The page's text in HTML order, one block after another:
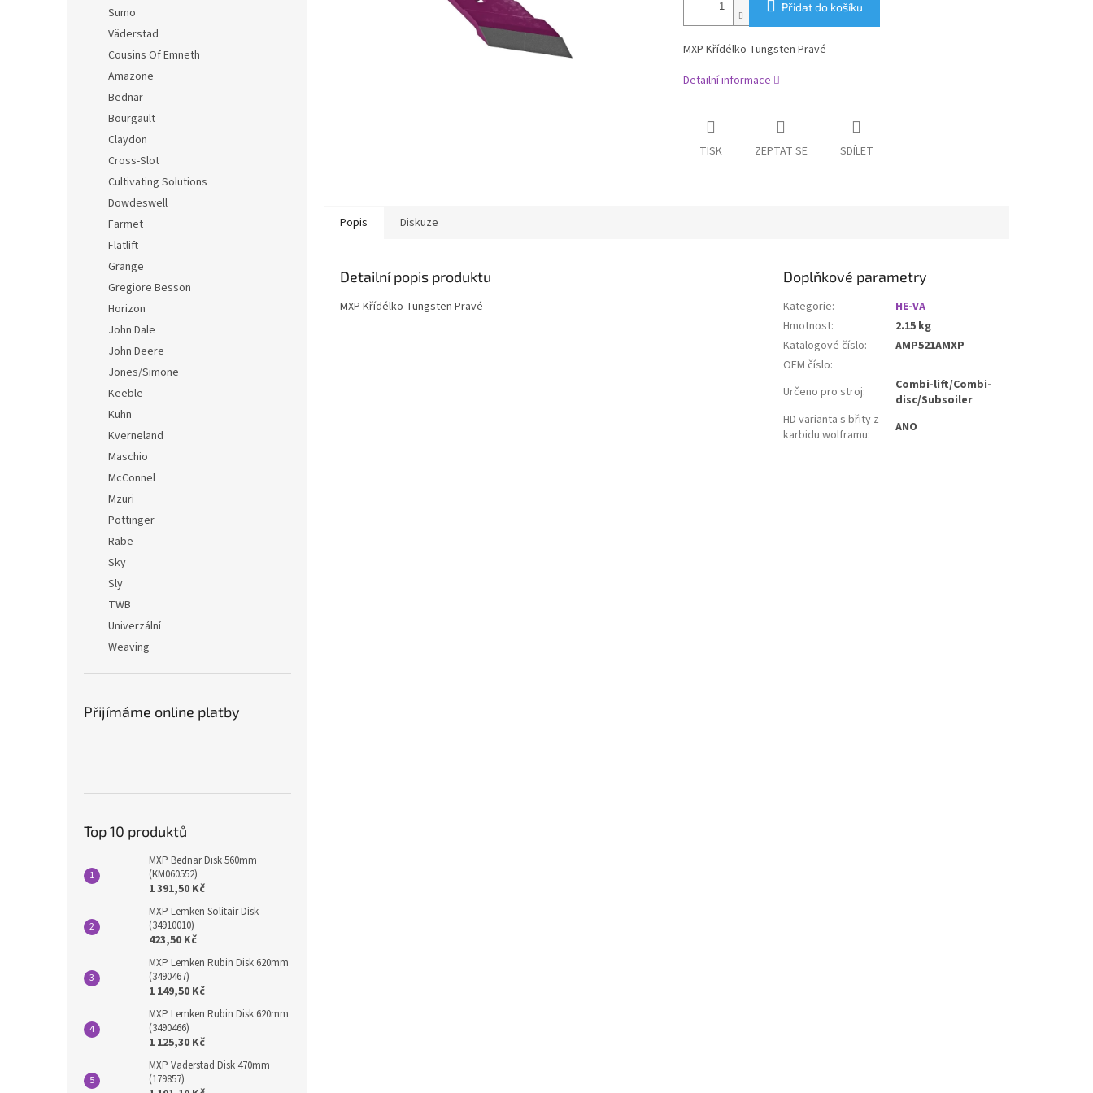
Sumo
Väderstad
Cousins Of Emneth
Amazone
Bednar
Bourgault
Claydon
Cross-Slot
Cultivating Solutions
Dowdeswell
Farmet
Flatlift
Grange
Gregiore Besson
Horizon
John Dale
John Deere
Jones/Simone
Keeble
Kuhn
Kverneland
Maschio
McConnel
Mzuri
Pöttinger
Rabe
Sky
Sly
TWB
Univerzální
Weaving
Přijímáme online platby
Top 10 produktů
MXP Bednar Disk 560mm
(KM060552)
1 391,50 Kč
MXP Lemken Solitair Disk
(34910010)
423,50 Kč
MXP Lemken Rubin Disk 620mm
(3490467)
1 149,50 Kč
MXP Lemken Rubin Disk 620mm
(3490466)
1 125,30 Kč
MXP Vaderstad Disk 470mm
(179857)
Přidat do košíku
MXP Křídélko Tungsten Pravé
Detailní informace
TISK ZEPTAT SE SDÍLET
Popis Diskuze
Detailní popis produktu
MXP Křídélko Tungsten Pravé
Doplňkové parametry
Kategorie:
HE-VA
Hmotnost:
2.15 kg
Katalogové číslo:
AMP521AMXP
OEM číslo:
Určeno pro stroj:
Combi-lift/Combi-
disc/Subsoiler
HD varianta s břity z
karbidu wolframu: ANO